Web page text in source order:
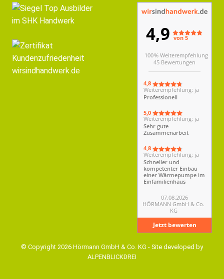
4,9 von 5
100 % Weiterempfehlung
45 Bewertungen
4,8
Weiterempfehlung: ja
Professionell
5,0
Weiterempfehlung: ja
Sehr gute
Zusammenarbeit
4,8
Weiterempfehlung: ja
Schneller und
kompetenter Einbau
einer Wärmepumpe im
Einfamilienhaus
07.08.2026
HÖRMANN GmbH & Co.
KG
Jetzt bewerten
© Copyright 2026 Hörmann GmbH & Co. KG - Site developed by
ALPENBLICKDREI